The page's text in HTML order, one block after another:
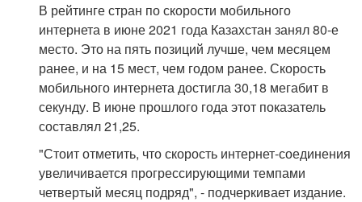
В рейтинге стран по скорости мобильного
интернета в июне 2021 года Казахстан занял 80-е
место. Это на пять позиций лучше, чем месяцем
ранее, и на 15 мест, чем годом ранее. Скорость
мобильного интернета достигла 30,18 мегабит в
секунду. В июне прошлого года этот показатель
составлял 21,25.
"Стоит отметить, что скорость интернет-соединения
увеличивается прогрессирующими темпами
четвертый месяц подряд", - подчеркивает издание.